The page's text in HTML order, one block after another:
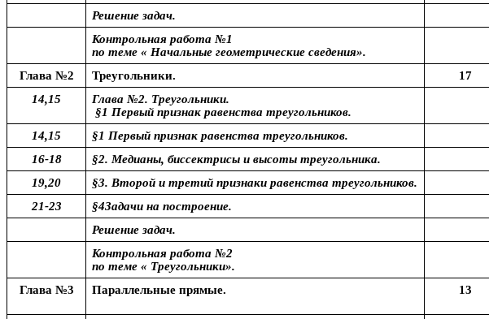
Решение задач.
Контрольная работа №1
по теме « Начальные геометрические сведения».
Глава №2 Треугольники.
17
14,15
Глава №2. Треугольники.
§1 Первый признак равенства треугольников.
14,15 §1 Первый признак равенства треугольников.
16-18
§2. Медианы, биссектрисы и высоты треугольника.
19,20
§3. Второй и третий признаки равенства треугольников.
21-23
§4Задачи на построение.
Решение задач.
Контрольная работа №2
по теме « Треугольники».
Глава №3 Параллельные прямые. 13